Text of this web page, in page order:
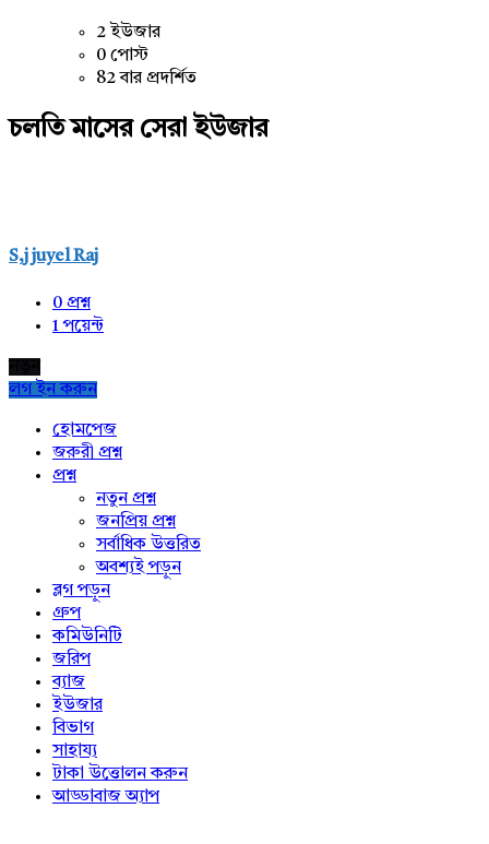
2 ইউজার
0 পোস্ট
82 বার প্রদর্শিত
চলতি মাসের সেরা ইউজার
S,j juyel Raj
0 প্রশ্ন
1পয়েন্ট
লগ ইন করুন
Exploreহোমপেজ
জরুরী প্রশ্ন
প্রশ্ন
নতুন প্রশ্ন
জনপ্রিয় প্রশ্ন
সর্বাধিক উত্তরিত
অবশ্যই পড়ুন
ব্লগ পড়ুন
গ্রুপ
কমিউনিটি
জরিপ
ব্যাজ
ইউজার
বিভাগ
সাহায্য
টাকা উত্তোলন করুন
আড্ডাবাজ অ্যাপ